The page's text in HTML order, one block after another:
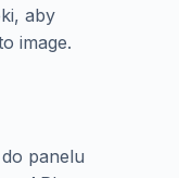
aby
image.
panelu